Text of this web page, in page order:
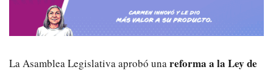
La Asamblea Legislativa aprobó unareforma a la Ley de